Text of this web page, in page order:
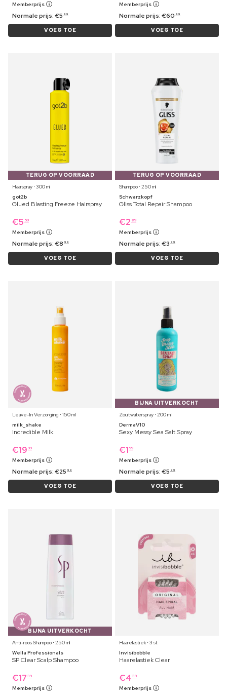
Memberprijs
Normale prijs:€5 99
VOEG TOE
Memberprijs
Normale prijs:€60 99
VOEG TOE
TERUG OP VOORRAAD
Haarspray ⋅ 300 ml
got2b
Glued Blasting Freeze Hairspray
€5 59
Memberprijs
Normale prijs:€8 99
VOEG TOE
TERUG OP VOORRAAD
Shampoo ⋅ 250 ml
Schwarzkopf
Gliss Total Repair Shampoo
€2 89
Memberprijs
Normale prijs:€3 99
VOEG TOE
Leave-In Verzorging ⋅ 150 ml
milk_shake
Incredible Milk
€19 99
Memberprijs
Normale prijs:€25 99
VOEG TOE
BIJNA UITVERKOCHT
Zoutwaterspray ⋅ 200 ml
DermaV10
Sexy Messy Sea Salt Spray
€1 99
Memberprijs
Normale prijs:€5 99
VOEG TOE
BIJNA UITVERKOCHT
Anti-roos Shampoo ⋅ 250 ml
Wella Professionals
SP Clear Scalp Shampoo
€17 39
Memberprijs
Haarelastiek ⋅ 3 st
Invisibobble
Haarelastiek Clear
€4 39
Memberprijs